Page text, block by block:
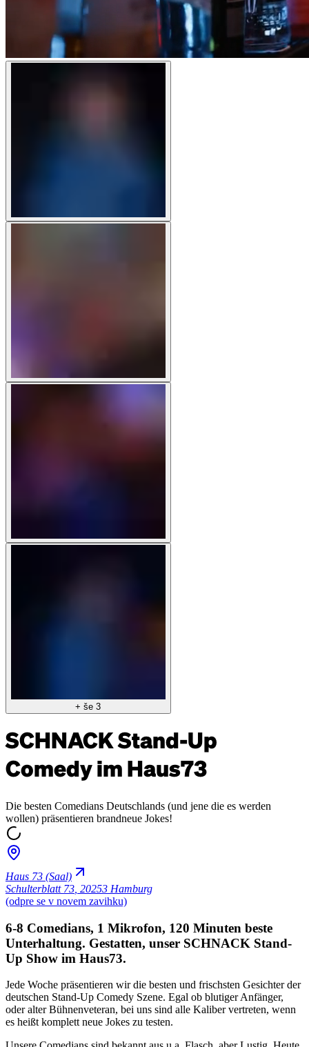
+ še 3
SCHNACK Stand-Up
Comedy im Haus73
Die besten Comedians Deutschlands (und jene die es werden
wollen) präsentieren brandneue Jokes!
Haus 73 (Saal)
Schulterblatt 73 20253 Hamburg
(odpre se v novem zavihku)
6-8 Comedians, 1 Mikrofon, 120 Minuten beste
Unterhaltung. Gestatten, unser SCHNACK Stand-
Up Show im Haus73.
Jede Woche präsentieren wir die besten und frischsten Gesichter der
deutschen Stand-Up Comedy Szene. Egal ob blutiger Anfänger,
oder alter Bühnenveteran, bei uns sind alle Kaliber vertreten, wenn
es heißt komplett neue Jokes zu testen.